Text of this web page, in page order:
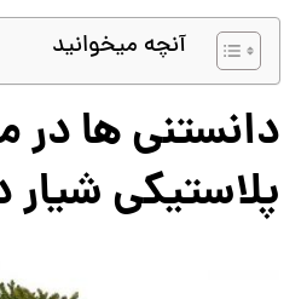
آنچه میخوانید
دانستنی ها در
پلاستیکی شیار